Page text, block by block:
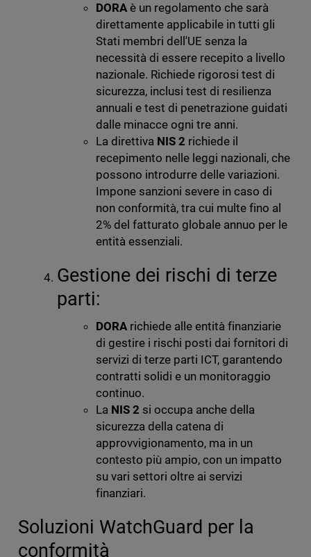
DORAè un regolamento che sarà
direttamente applicabile in tutti gli
Stati membri dell'UE senza la
necessità di essere recepito a livello
nazionale. Richiede rigorosi test di
sicurezza, inclusi test di resilienza
annuali e test di penetrazione guidati
dalle minacce ogni tre anni.
La direttivaNIS 2 richiede il
recepimento nelle leggi nazionali, che
possono introdurre delle variazioni.
Impone sanzioni severe in caso di
non conformità, tra cui multe fino al
2% del fatturato globale annuo per le
entità essenziali.
Gestione dei rischi di terze
parti:
DORArichiede alle entità finanziarie
di gestire i rischi posti dai fornitori di
servizi di terze parti ICT, garantendo
contratti solidi e un monitoraggio
continuo.
La NIS 2 si occupa anche della
sicurezza della catena di
approvvigionamento, ma in un
contesto più ampio, con un impatto
su vari settori oltre ai servizi
finanziari.
Soluzioni WatchGuard per la
conformità